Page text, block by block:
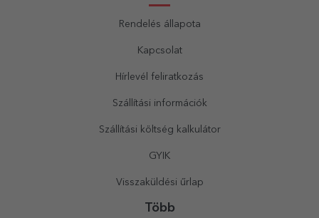
Rendelés állapota
Kapcsolat
Hírlevél feliratkozás
Szállítási információk
Szállítási költség kalkulátor
GYIK
Visszaküldési űrlap
Több